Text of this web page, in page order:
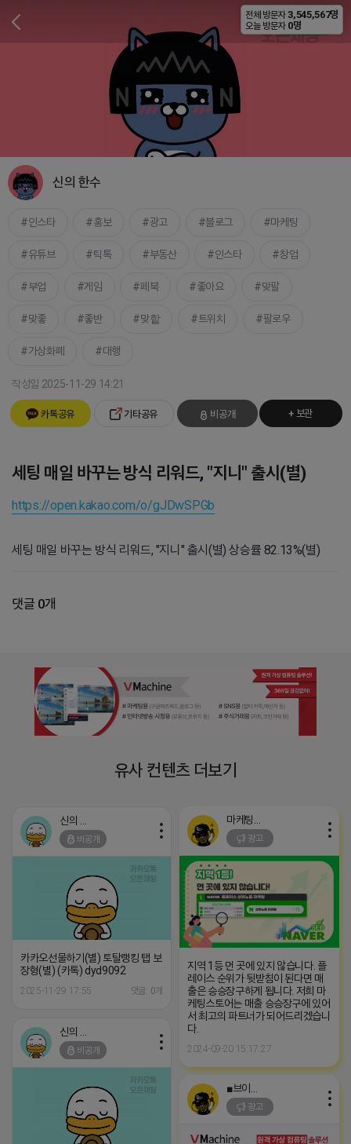
비공개
신의 한수
인스타 홍보 광고 블로그 마케팅
유튜브 틱톡 부동산 인스타 창업
부업 게임 페북 좋아요 맞팔
맞좋 좋반 맞핱 트위치 팔로우
가상화폐 대행
작성일 2025-11-29 14:21
카톡공유 기타공유 비공개 + 보관
세팅 매일 바꾸는 방식 리워드, "지니" 출시(별)
https://open.kakao.com/o/gJDwSPGb
세팅 매일 바꾸는 방식 리워드, "지니" 출시(별) 상승률 82.13%(별)
댓글 0개
유사 컨텐츠 더보기
비공개
카카오선물하기(별) 토탈랭킹 탭 보
장형(별) (카톡) dyd9092
2025-11-29 17:55 댓글: 0개
광고
지역 1등 먼 곳에 있지 않습니다. 플
레이스 순위가 뒷받침이 된다면 매
출은 승승장구하게 됩니다. 저희 마
케팅스토어는 매출 승승장구에 있어
서 최고의 파트너가 되어드리겠습니
다.
2024-09-20 15:17:27
비공개
광고
전체 방문자 3,545,567명
오늘 방문자 0명